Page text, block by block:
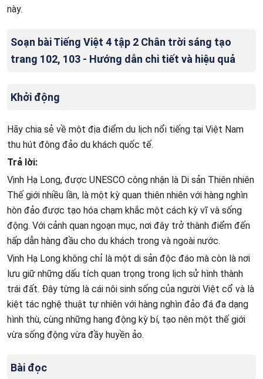
này.
Soạn bài Tiếng Việt 4 tập 2 Chân trời sáng tạo
trang 102, 103 - Hướng dẫn chi tiết và hiệu quả
Khởi động
Hãy chia sẻ về một địa điểm du lịch nổi tiếng tại Việt Nam
thu hút đông đảo du khách quốc tế.
Trả lời:
Vịnh Hạ Long, được UNESCO công nhận là Di sản Thiên nhiên
Thế giới nhiều lần, là một kỳ quan thiên nhiên với hàng nghìn
hòn đảo được tạo hóa chạm khắc một cách kỳ vĩ và sống
động. Với cảnh quan ngoạn mục, nơi đây trở thành điểm đến
hấp dẫn hàng đầu cho du khách trong và ngoài nước.
Vịnh Hạ Long không chỉ là một di sản độc đáo mà còn là nơi
lưu giữ những dấu tích quan trọng trong lịch sử hình thành
trái đất. Đây từng là cái nôi sinh sống của người Việt cổ và là
kiệt tác nghệ thuật tự nhiên với hàng nghìn đảo đá đa dạng
hình thù, cùng những hang động kỳ bí, tạo nên một thế giới
vừa sống động vừa đầy huyền ảo.
Bài đọc